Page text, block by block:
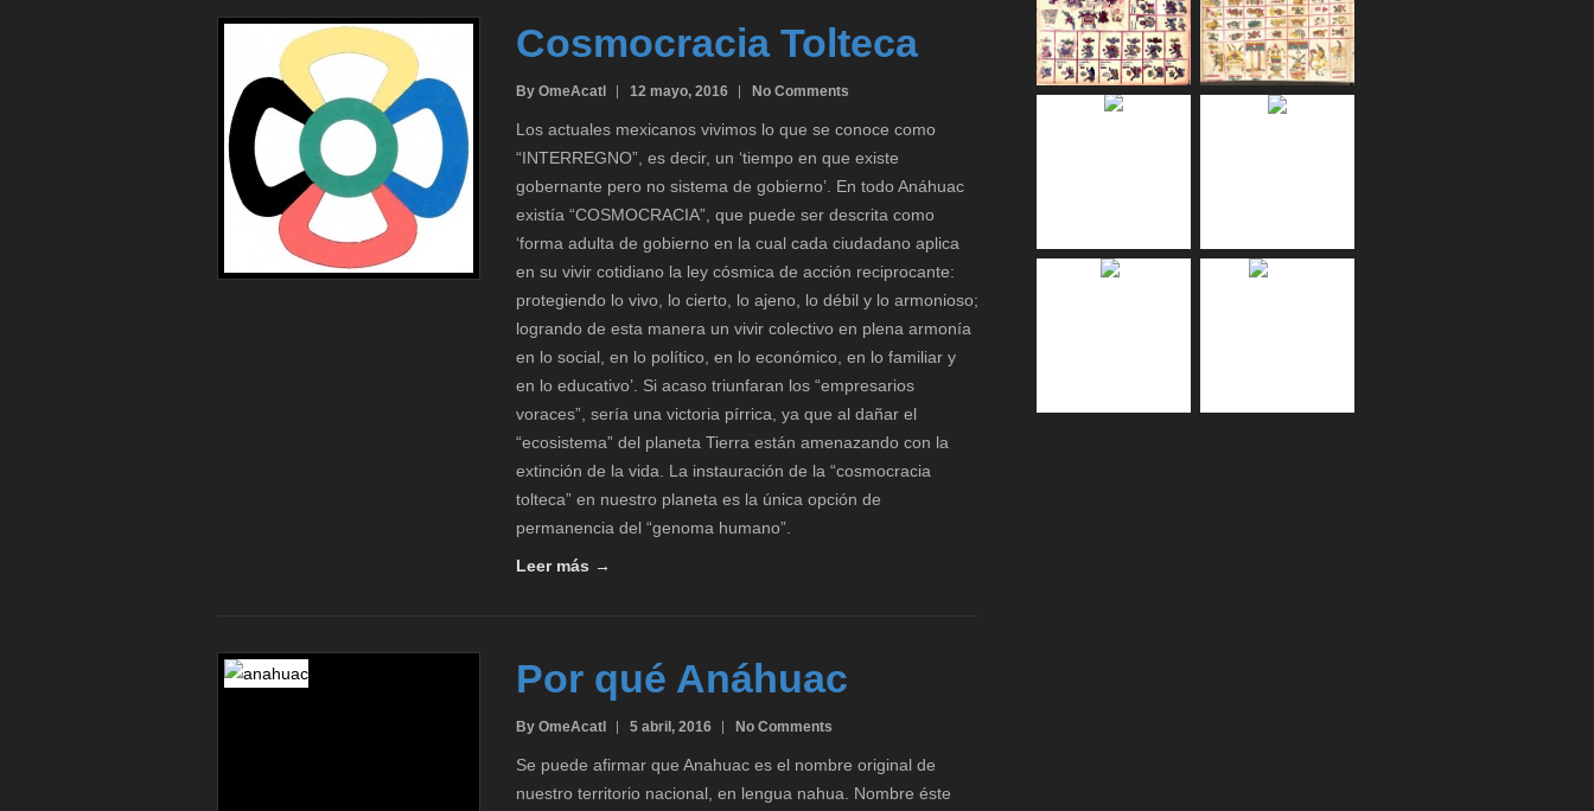
Cosmocracia Tolteca
By OmeAcatl 12 mayo, 2016 No Comments
Los actuales mexicanos vivimos lo que se conoce como
“INTERREGNO”, es decir, un ‘tiempo en que existe
gobernante pero no sistema de gobierno’. En todo Anáhuac
existía “COSMOCRACIA”, que puede ser descrita como
‘forma adulta de gobierno en la cual cada ciudadano aplica
en su vivir cotidiano la ley cósmica de acción reciprocante:
protegiendo lo vivo, lo cierto, lo ajeno, lo débil y lo armonioso;
logrando de esta manera un vivir colectivo en plena armonía
en lo social, en lo político, en lo económico, en lo familiar y
en lo educativo’. Si acaso triunfaran los “empresarios
voraces”, sería una victoria pírrica, ya que al dañar el
“ecosistema” del planeta Tierra están amenazando con la
extinción de la vida. La instauración de la “cosmocracia
tolteca” en nuestro planeta es la única opción de
permanencia del “genoma humano”.
Leer más →
Por qué Anáhuac
By OmeAcatl 5 abril, 2016 No Comments
Se puede afirmar que Anahuac es el nombre original de
nuestro territorio nacional, en lengua nahua. Nombre éste